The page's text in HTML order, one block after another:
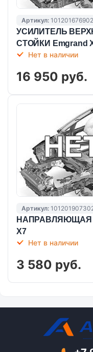
Артикул: 101201676902
УСИЛИТЕЛЬ
СТОЙКИ Emgrand
Нет в наличии
16 950 руб.
Артикул:
НАПРАВЛЯЮЩАЯ
X7
Нет в наличии
3 580 руб.